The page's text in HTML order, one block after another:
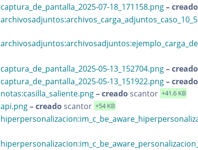
captura_de_pantalla_2025-07-18_171158.png– creado
captura_de_pantalla_2025-05-13_152704.png– creado
captura_de_pantalla_2025-05-13_151922.png– creado
notas:casilla_saliente.png– creado scantor +41.6 KB
api.png– creado scantor +54 KB